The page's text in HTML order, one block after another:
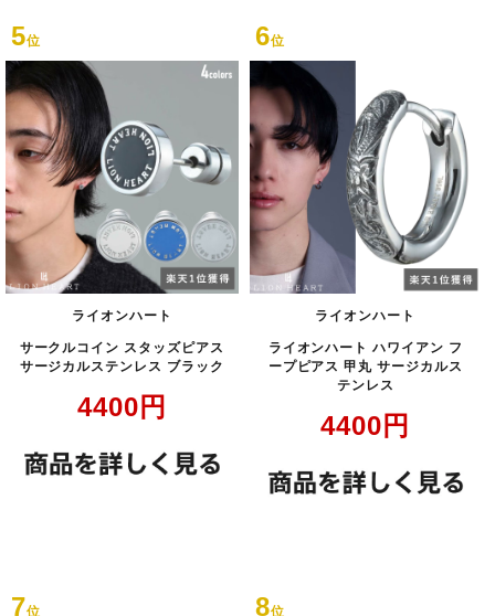
ライオンハート
サークルコイン スタッズピアス
サージカルステンレス ブラック
4400 円
5位
ライオンハート
ライオンハート ハワイアン フ
ープピアス 甲丸 サージカルス
テンレス
4400 円
6位
7位 8位